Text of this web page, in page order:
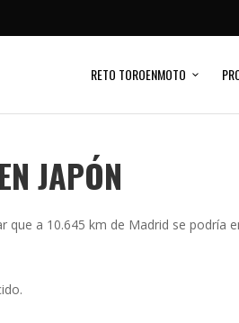
RETO TOROENMOTO
JAPÓN
que a 10.645 km de Madrid se podría